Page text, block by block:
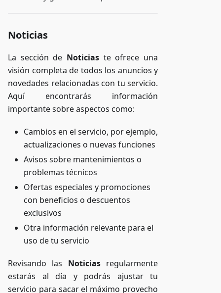
Noticias
La sección de Noticias te ofrece una
visión completa de todos los anuncios y
novedades relacionadas con tu servicio.
Aquí encontrarás información
importante sobre aspectos como:
Cambios en el servicio, por ejemplo,
actualizaciones o nuevas funciones
Avisos sobre mantenimientos o
problemas técnicos
Ofertas especiales y promociones
con beneficios o descuentos
exclusivos
Otra información relevante para el
uso de tu servicio
Revisando las Noticiasregularmente
estarás al día y podrás ajustar tu
servicio para sacar el máximo provecho